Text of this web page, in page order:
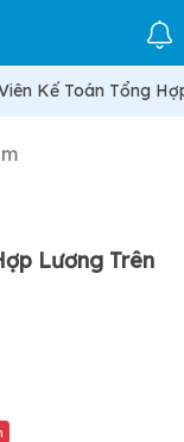
Kế Toán Tổng
Lương Trên